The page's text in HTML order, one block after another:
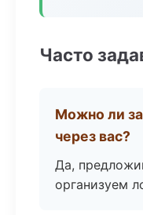
Часто
Можно ли
через вас?
Да,
организуем